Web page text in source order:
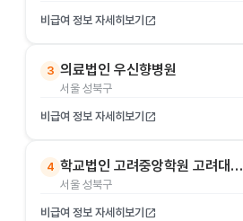
비급여 정보 자세히보기 open_in_new
3 의료법인 우신향병원
서울 성북구
비급여 정보 자세히보기 open_in_new
4 학교법인 고려중앙학원 고려대학교의과대학부속병원(안암병원)
서울 성북구
비급여 정보 자세히보기 open_in_new